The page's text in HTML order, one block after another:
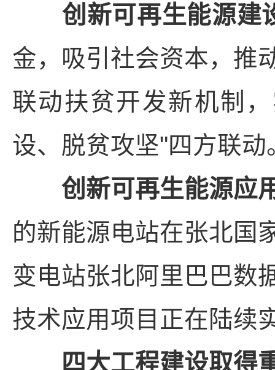
创新可再生能源建
金，吸引社会资本，推
联动扶贫开发新机制
设、脱贫攻坚"四方联动
创新可再生能源应
的新能源电站在张北国
变电站张北阿里巴巴数
技术应用项目正在陆续
四大工程建设取得